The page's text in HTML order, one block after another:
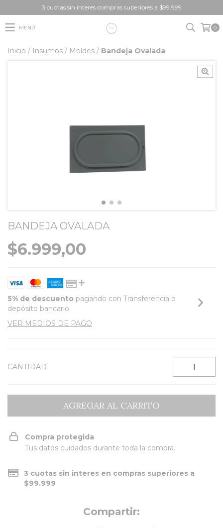
3 cuotas sin interes compras superiores a $99.999
MENÚ 0
Inicio / Insumos / Moldes / Bandeja Ovalada
BANDEJA OVALADA
$6.999,00
5% de descuento pagando con Transferencia o
depósito bancario
VER MEDIOS DE PAGO
CANTIDAD
Compra protegida
Tus datos cuidados durante toda la compra.
3 cuotas sin interes en compras superiores a
$99.999
Compartir: